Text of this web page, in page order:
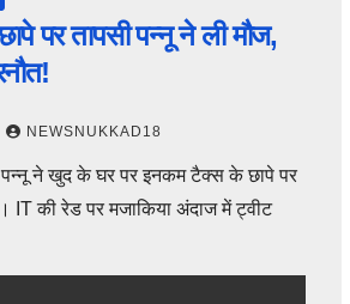
पर तापसी पन्नू ने ली मौज,
NEWSNUKKAD18
पन्नू ने खुद के घर पर इनकम टैक्स के छापे पर
IT की रेड पर मजाकिया अंदाज में ट्वीट